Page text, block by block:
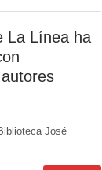
La Línea ha
José